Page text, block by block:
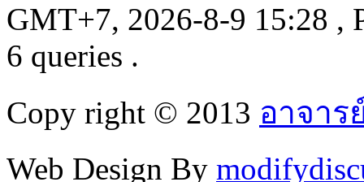
GMT+7, 2026-8-9 15:28 ,
6 queries .
Copy right © 2013 อาจาร
Web Design By